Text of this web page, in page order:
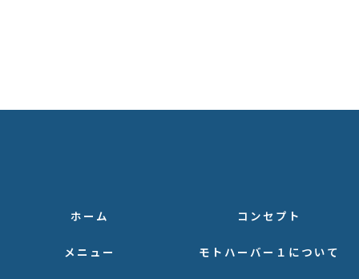
ホーム コンセプト
メニュー モトハーバー１について